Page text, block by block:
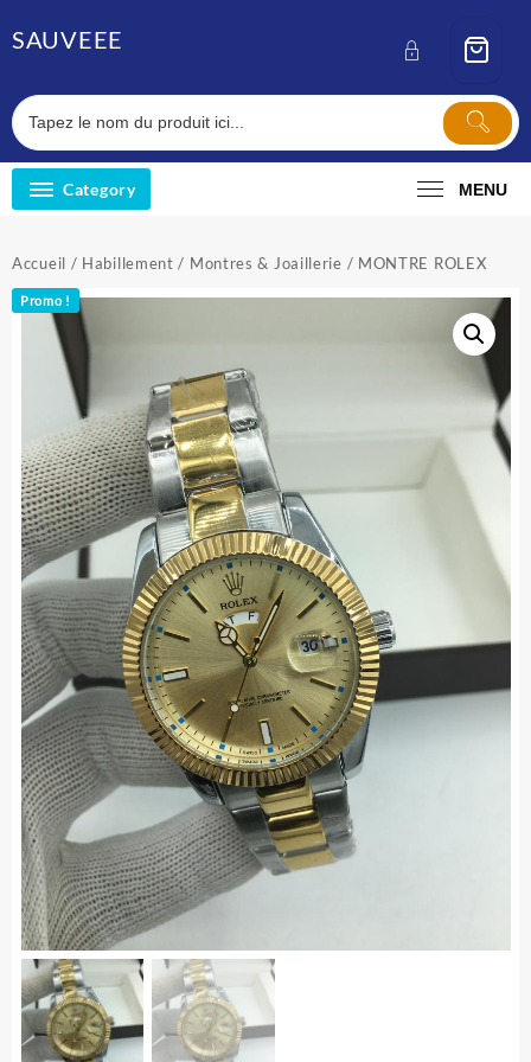
toSAUVEEE
Category MENU
Accueil / Habillement / Montres & Joaillerie / MONTRE ROLEX
Promo !